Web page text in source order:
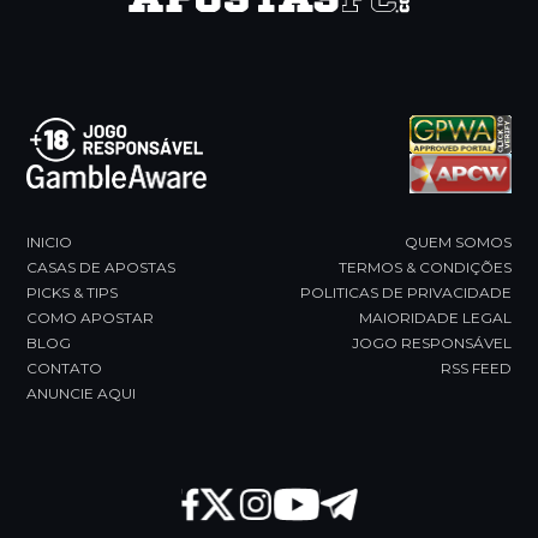
INICIO
CASAS DE APOSTAS
PICKS & TIPS
COMO APOSTAR
BLOG
CONTATO
ANUNCIE AQUI
QUEM SOMOS
TERMOS & CONDIÇÕES
POLITICAS DE PRIVACIDADE
MAIORIDADE LEGAL
JOGO RESPONSÁVEL
RSS FEED